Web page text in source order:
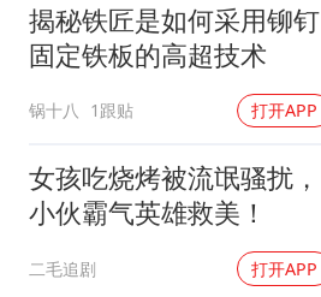
揭秘铁匠是如何采用铆钉
固定铁板的高超技术
锅十八 1跟贴 打开APP
女孩吃烧烤被流氓骚扰，
小伙霸气英雄救美！
二毛追剧 打开APP